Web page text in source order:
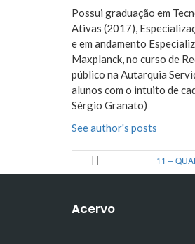
Possui graduação em
Ativas (2017),
e em andamento
Maxplanck, no curso de
público na Autarquia
alunos com o intuito de
Sérgio Granato)
See author's posts
11 –
Acervo